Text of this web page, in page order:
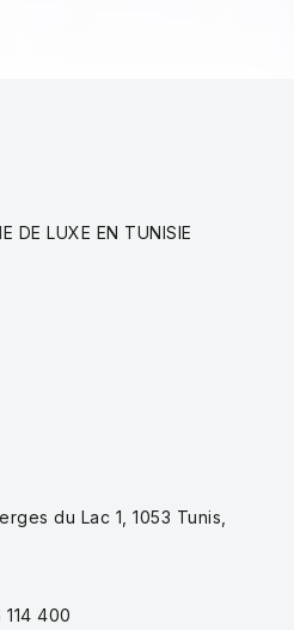
DE LUXE EN TUNISIE
du Lac 1, 1053 Tunis,
400